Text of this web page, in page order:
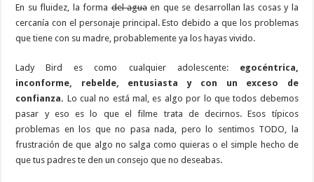
En su fluidez, la formadel agua en que se desarrollan las cosas y la
cercanía con el personaje principal. Esto debido a que los problemas
que tiene con su madre, probablemente ya los hayas vivido.
Lady Bird es como cualquier adolescente: egocéntrica,
inconforme, rebelde, entusiasta y con un exceso de
confianza. Lo cual no está mal, es algo por lo que todos debemos
pasar y eso es lo que el filme trata de decirnos. Esos típicos
problemas en los que no pasa nada, pero lo sentimos TODO, la
frustración de que algo no salga como quieras o el simple hecho de
que tus padres te den un consejo que no deseabas.